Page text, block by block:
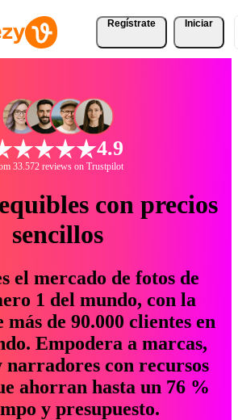
Regístrate Iniciar
4.9
33.572 reviews on Trustpilot
con precios
sencillos
el mercado de fotos de
1 del mundo, con la
más de 90.000 clientes en
Empodera a marcas,
narradores con recursos
ahorran hasta un 76 %
y presupuesto.